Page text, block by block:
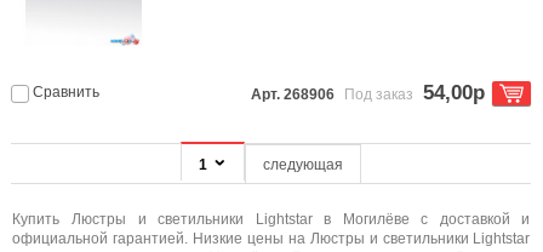
Купить Люстры и светильники Lightstar в Могилёве с доставкой и
официальной гарантией. Низкие цены на Люстры и светильники Lightstar
Сравнить Арт. 268906 Под заказ 54,00р
1 следующая